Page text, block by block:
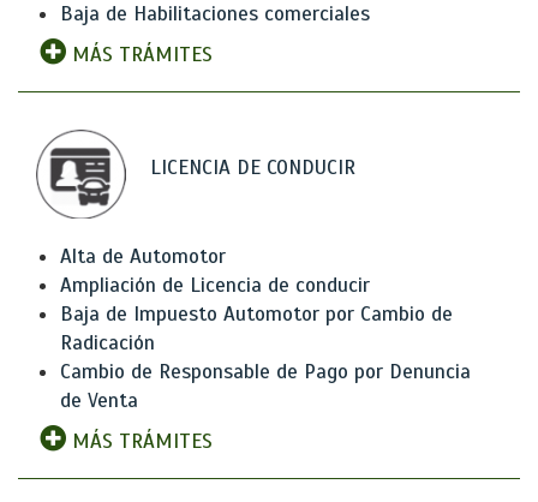
Baja de Habilitaciones comerciales
MÁS TRÁMITES
LICENCIA DE CONDUCIR
Alta de Automotor
Ampliación de Licencia de conducir
Baja de Impuesto Automotor por Cambio de
Radicación
Cambio de Responsable de Pago por Denuncia
de Venta
MÁS TRÁMITES